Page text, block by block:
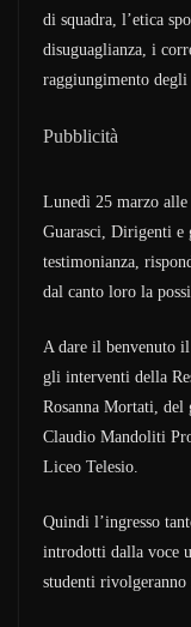
di squadra, l’etica
disuguaglianza, i
raggiungimento
Pubblicità
Lunedì 25 marzo
Guarasci, Dirigenti e
testimonianza,
dal canto loro la
A dare il benvenuto
gli interventi della
Rosanna Mortati,
Claudio Mandoliti
Liceo Telesio.
Quindi l’ingresso
introdotti dalla voce
studenti